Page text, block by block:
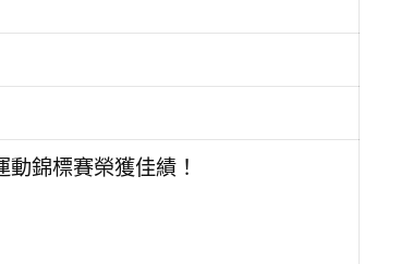
錦標賽榮獲佳績！